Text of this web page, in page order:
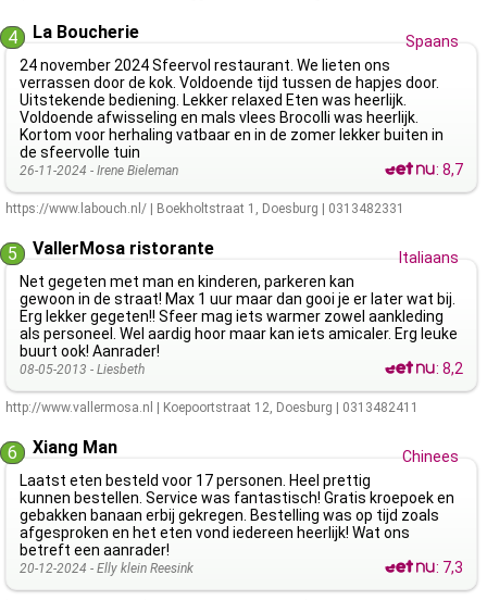
4 La Boucherie
Spaans
24 november 2024 Sfeervol restaurant. We lieten ons
verrassen door de kok. Voldoende tijd tussen de hapjes door.
Uitstekende bediening. Lekker relaxed Eten was heerlijk.
Voldoende afwisseling en mals vlees Brocolli was heerlijk.
Kortom voor herhaling vatbaar en in de zomer lekker buiten in
de sfeervolle tuin
26-11-2024 - Irene Bieleman :8,7
https://www.labouch.nl/ Boekholtstraat 1 , Doesburg 0313482331
5 VallerMosa ristorante
Italiaans
Net gegeten met man en kinderen, parkeren kan
gewoon in de straat! Max 1 uur maar dan gooi je er later wat bij.
Erg lekker gegeten!! Sfeer mag iets warmer zowel aankleding
als personeel. Wel aardig hoor maar kan iets amicaler. Erg leuke
buurt ook! Aanrader!
08-05-2013 - Liesbeth :8,2
http://www.vallermosa.nl Koepoortstraat 12, Doesburg 0313482411
6 Xiang Man
Chinees
Laatst eten besteld voor 17 personen. Heel prettig
kunnen bestellen. Service was fantastisch! Gratis kroepoek en
gebakken banaan erbij gekregen. Bestelling was op tijd zoals
afgesproken en het eten vond iedereen heerlijk! Wat ons
betreft een aanrader!
20-12-2024 - Elly klein Reesink : 7,3